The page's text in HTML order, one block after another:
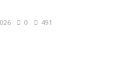
0 491